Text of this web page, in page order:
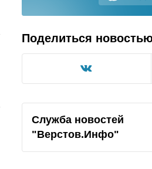
Поделиться
Служба новостей
"Верстов.Инфо"